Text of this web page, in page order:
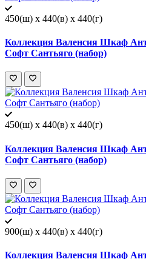
450(ш) x 440(в) x 440(г)
Коллекция Валенсия Шкаф
Софт Сантьяго (набор)
450(ш) x 440(в) x 440(г)
Коллекция Валенсия Шкаф
Софт Сантьяго (набор)
900(ш) x 440(в) x 440(г)
Коллекция Валенсия Шкаф